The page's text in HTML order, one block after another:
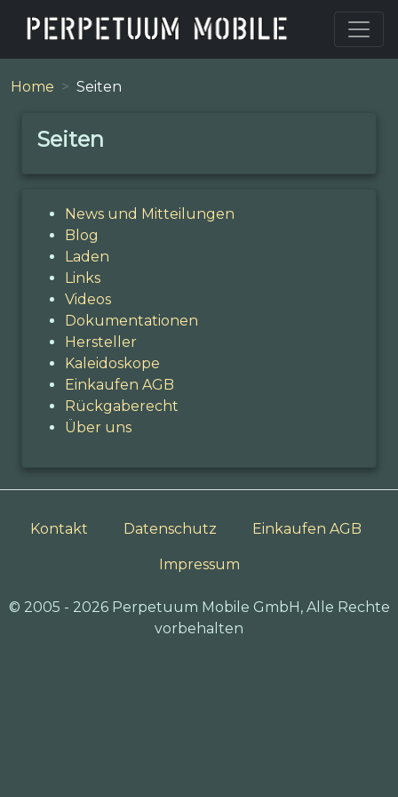
Home Seiten
Seiten
News und Mitteilungen
Blog
Laden
Links
Videos
Dokumentationen
Hersteller
Kaleidoskope
Einkaufen AGB
Rückgaberecht
Über uns
Kontakt Datenschutz Einkaufen AGB
Impressum
© 2005 - 2026 Perpetuum Mobile GmbH, Alle Rechte
vorbehalten